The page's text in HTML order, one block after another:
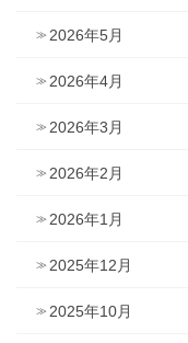
2026年5月
2026年4月
2026年3月
2026年2月
2026年1月
2025年12月
2025年10月